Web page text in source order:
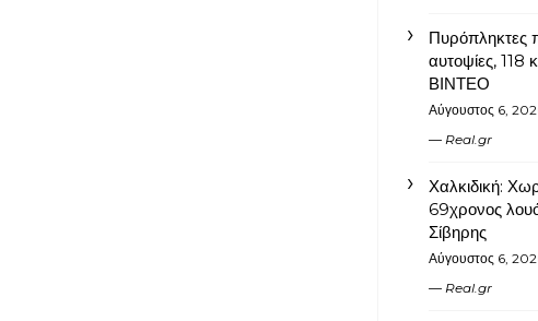
Πυρόπληκτες
αυτοψίες, 118
ΒΙΝΤΕΟ
Αύγουστος 6,
Real.gr
Χαλκιδική:
69χρονος
Σίβηρης
Αύγουστος 6,
Real.gr